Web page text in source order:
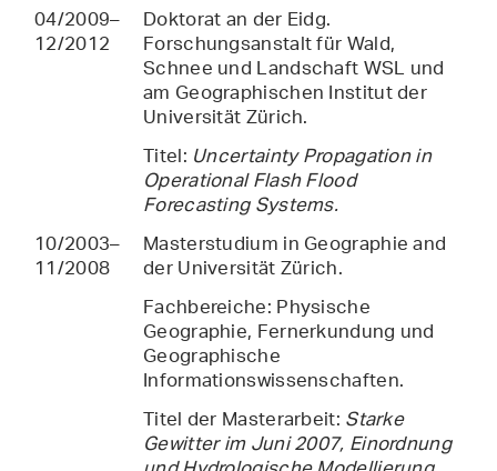
04/2009–
12/2012
Doktorat an der Eidg.
Forschungsanstalt für Wald,
Schnee und Landschaft WSL und
am Geographischen Institut der
Universität Zürich.
Titel:Uncertainty Propagation in
Operational Flash Flood
Forecasting Systems.
10/2003–
11/2008
Masterstudium in Geographie and
der Universität Zürich.
Fachbereiche: Physische
Geographie, Fernerkundung und
Geographische
Informationswissenschaften.
Titel der Masterarbeit:Starke
Gewitter im Juni 2007, Einordnung